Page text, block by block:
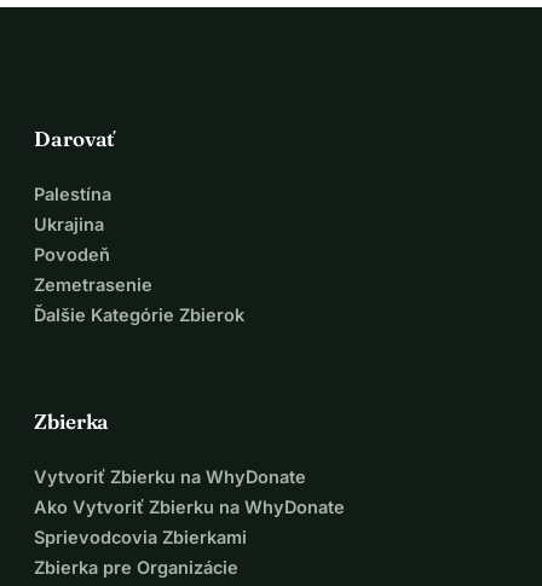
Darovať
Palestína
Ukrajina
Povodeň
Zemetrasenie
Ďalšie Kategórie Zbierok
Zbierka
Vytvoriť Zbierku na WhyDonate
Ako Vytvoriť Zbierku na WhyDonate
Sprievodcovia Zbierkami
Zbierka pre Organizácie